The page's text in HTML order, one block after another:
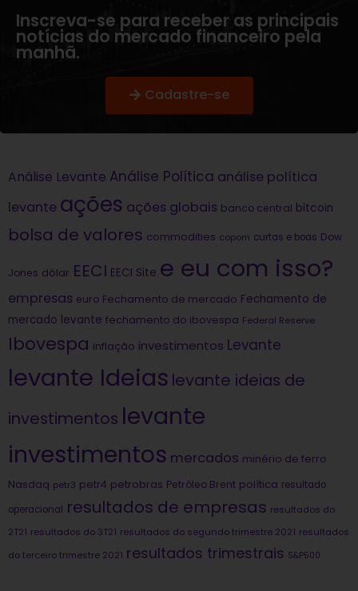
Inscreva-se para receber as principais
notícias do mercado financeiro pela
manhã.
Cadastre-se
Análise Levante Análise Política análise política
levante ações ações globais banco central bitcoin
bolsa de valores commodities copom curtas e boas Dow
Jones dólar EECI EECI Site e eu com isso?
empresas euro Fechamento de mercado Fechamento de
mercado levante fechamento do ibovespa Federal Reserve
Ibovespa inflação investimentos Levante
levante Ideias levante ideias de
investimentos levante
investimentos mercados minério de ferro
Nasdaq petr3 petr4 petrobras Petróleo Brent política resultado
operacional resultados de empresas resultados do
2T21 resultados do 3T21 resultados do segundo trimestre 2021 resultados
do terceiro trimestre 2021 resultados trimestrais S&P500